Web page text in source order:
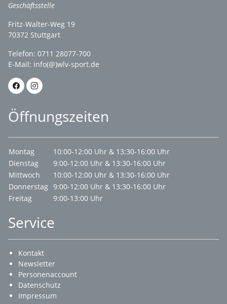
Geschäftsstelle
Fritz-Walter-Weg 19
70372 Stuttgart
Telefon: 0711 28077-700
E-Mail: info(@)wlv-sport.de
Öffnungszeiten
Montag
10:00-12:00 Uhr & 13:30-16:00 Uhr
Dienstag
9:00-12:00 Uhr & 13:30-16:00 Uhr
Mittwoch
10:00-12:00 Uhr & 13:30-16:00 Uhr
Donnerstag 9:00-12:00 Uhr & 13:30-16:00 Uhr
Freitag
9:00-13:00 Uhr
Service
Kontakt
Newsletter
Personenaccount
Datenschutz
Impressum